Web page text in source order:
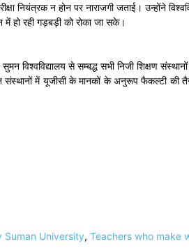
नियंत्रक न होन पर नाराजगी जताई। उन्होंने
में हो रही गड़बड़ी को रोका जा सके।
विश्वविद्यालय से सम्बद्ध सभी निजी शिक्षण
में यूजीसी के मानकों के अनुरूप फैकल्टी की
Suman University, Teachers who make